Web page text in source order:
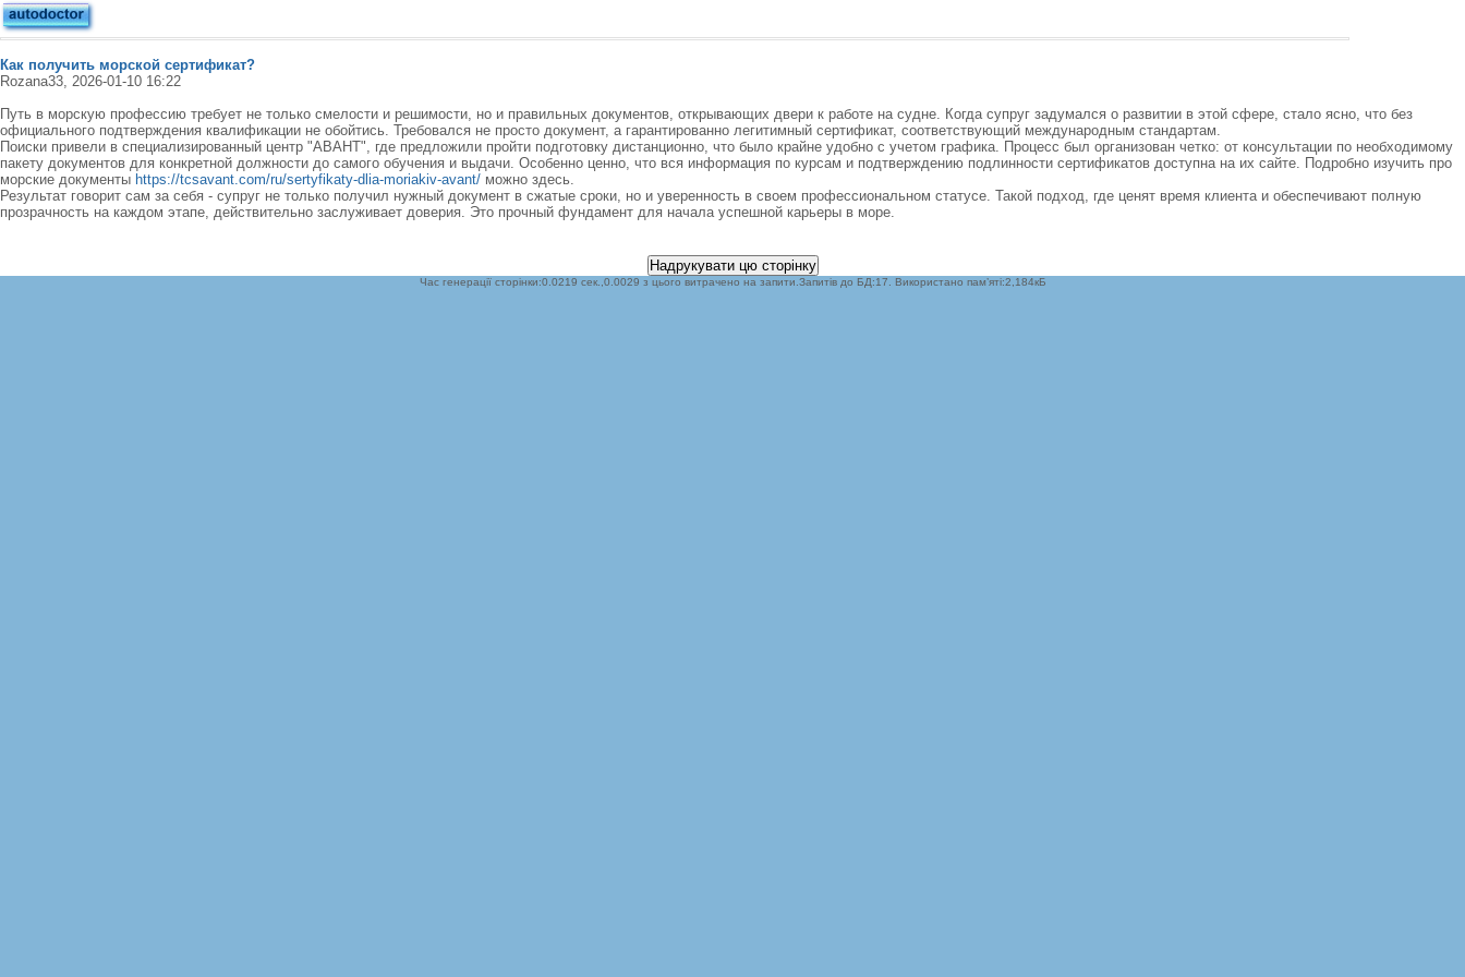
Как получить морской сертификат?
Rozana33, 2026-01-10 16:22
Путь в морскую профессию требует не только смелости и решимости, но и правильных документов, открывающих двери к работе на судне. Когда супруг задумался о развитии в этой сфере, стало ясно, что без
официального подтверждения квалификации не обойтись. Требовался не просто документ, а гарантированно легитимный сертификат, соответствующий международным стандартам.
Поиски привели в специализированный центр "АВАНТ", где предложили пройти подготовку дистанционно, что было крайне удобно с учетом графика. Процесс был организован четко: от консультации по необходимому
пакету документов для конкретной должности до самого обучения и выдачи. Особенно ценно, что вся информация по курсам и подтверждению подлинности сертификатов доступна на их сайте. Подробно изучить про
морские документы https://tcsavant.com/ru/sertyfikaty-dlia-moriakiv-avant/ можно здесь.
Результат говорит сам за себя - супруг не только получил нужный документ в сжатые сроки, но и уверенность в своем профессиональном статусе. Такой подход, где ценят время клиента и обеспечивают полную
прозрачность на каждом этапе, действительно заслуживает доверия. Это прочный фундамент для начала успешной карьеры в море.
Час генерації сторінки:0.0219 сек.,0.0029 з цього витрачено на запити.Запитів до БД:17. Використано пам’яті:2,184кБ